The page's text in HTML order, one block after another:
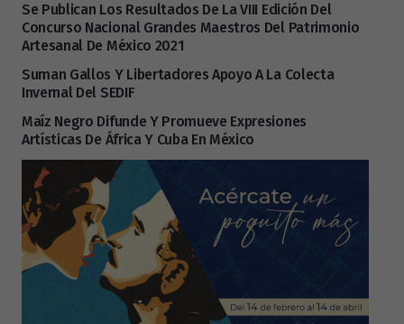
Se Publican Los Resultados De La VIII Edición Del
Concurso Nacional Grandes Maestros Del Patrimonio
Artesanal De México 2021
Suman Gallos Y Libertadores Apoyo A La Colecta
Invernal Del SEDIF
Maíz Negro Difunde Y Promueve Expresiones
Artísticas De África Y Cuba En México